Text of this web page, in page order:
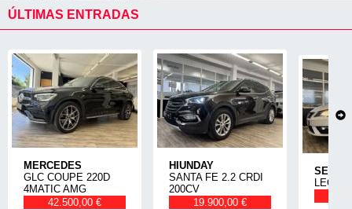
ÚLTIMAS ENTRADAS
MERCEDES
GLC COUPE 220D
4MATIC AMG
42.500,00 €
HIUNDAY
SANTA FE 2.2 CRDI
200CV
19.900,00 €
SEAT
LEON